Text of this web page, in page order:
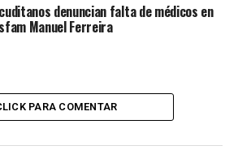
denuncian falta de médicos en
Manuel Ferreira
PARA COMENTAR